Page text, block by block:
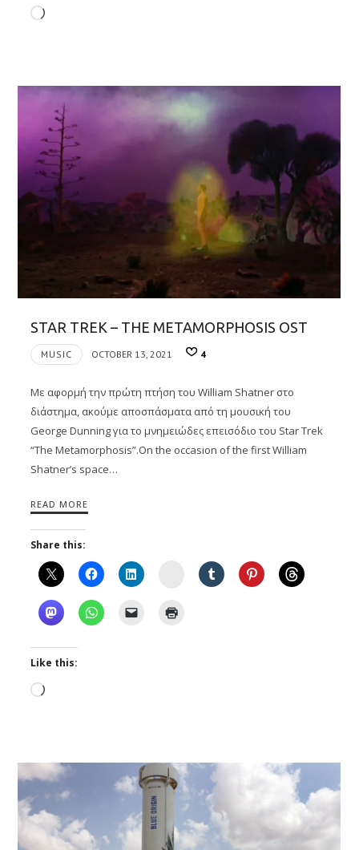
Loading…
STAR TREK – THE METAMORPHOSIS OST
MUSIC OCTOBER 13, 2021 4
Με αφορμή την πρώτη πτήση του William Shatner στο
διάστημα, ακούμε αποσπάσματα από τη μουσική του
George Dunning για το μνημειώδες επεισόδιο του Star Trek
“The Metamorphosis”.On the occasion of the first William
Shatner’s space…
READ MORE
Share this:
Instagram
Like this:
Loading…